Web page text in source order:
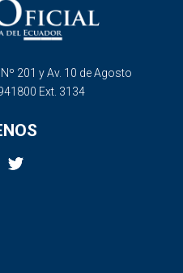
201 y Av. 10 de Agosto
Ext. 3134